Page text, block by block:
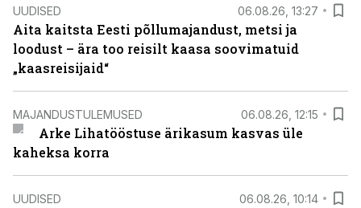
UUDISED 06.08.26, 13:27
Aita kaitsta Eesti põllumajandust, metsi ja
loodust – ära too reisilt kaasa soovimatuid
„kaasreisijaid“
MAJANDUSTULEMUSED 06.08.26, 12:15
Arke Lihatööstuse ärikasum kasvas üle
kaheksa korra
UUDISED 06.08.26, 10:14